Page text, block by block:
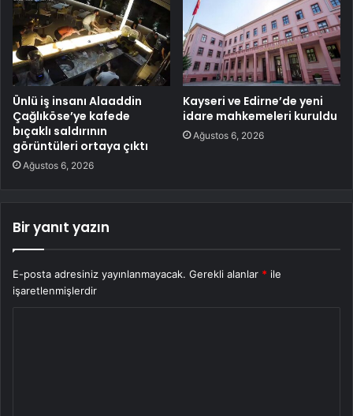
Ünlü iş insanı Alaaddin
Çağlıköse’ye kafede
bıçaklı saldırının
görüntüleri ortaya çıktı
Ağustos 6, 2026
Kayseri ve Edirne’de yeni
idare mahkemeleri kuruldu
Ağustos 6, 2026
Bir yanıt yazın
E-posta adresiniz yayınlanmayacak. Gerekli alanlar * ile
işaretlenmişlerdir